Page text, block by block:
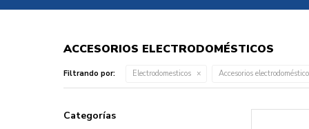
ACCESORIOS ELECTRODOMÉSTICOS
Filtrando por: Electrodomesticos Accesorios
Categorías